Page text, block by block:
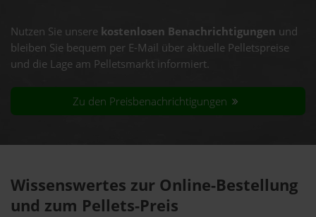
Nutzen Sie unsere kostenlosen Benachrichtigungen und
bleiben Sie bequem per E-Mail über aktuelle Pelletspreise
und die Lage am Pelletsmarkt informiert.
Zu den Preisbenachrichtigungen
Wissenswertes zur Online-Bestellung
und zum Pellets-Preis